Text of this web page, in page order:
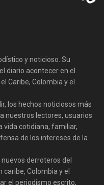
y noticioso. Su
diario acontecer en el
Caribe, Colombia y el
los hechos noticiosos más
nuestros lectores, usuarios
vida cotidiana, familiar,
de los intereses de la
derroteros del
Colombia y el
el periodismo escrito,